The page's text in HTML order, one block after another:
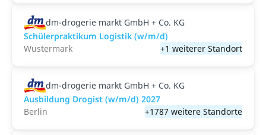
dm-drogerie markt GmbH + Co. KG
Schülerpraktikum Logistik (w/m/d)
Wustermark
+1 weiterer Standort
dm-drogerie markt GmbH + Co. KG
Ausbildung Drogist (w/m/d) 2027
Berlin
+1787 weitere Standorte